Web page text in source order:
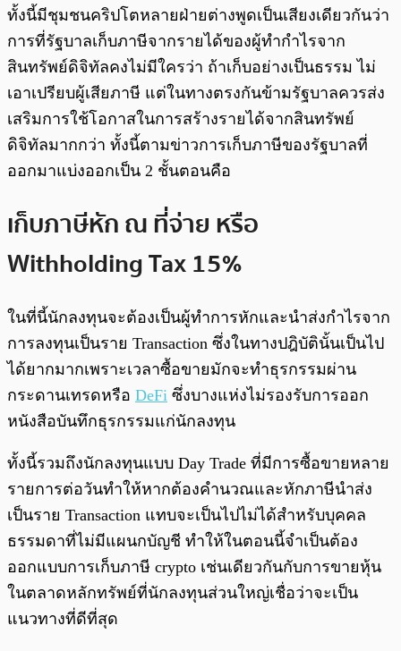
ทั้งนี้มีชุมชนคริปโตหลายฝ่ายต่างพูดเป็นเสียงเดียวกันว่า
การที่รัฐบาลเก็บภาษีจากรายได้ของผู้ทำกำไรจาก
สินทรัพย์ดิจิทัลคงไม่มีใครว่า ถ้าเก็บอย่างเป็นธรรม ไม่
เอาเปรียบผู้เสียภาษี แต่ในทางตรงกันข้ามรัฐบาลควรส่ง
เสริมการใช้โอกาสในการสร้างรายได้จากสินทรัพย์
ดิจิทัลมากกว่า ทั้งนี้ตามข่าวการเก็บภาษีของรัฐบาลที่
ออกมาแบ่งออกเป็น 2 ชั้นตอนคือ
เก็บภาษีหัก ณ ที่จ่าย หรือ
Withholding Tax 15%
ในที่นี้นักลงทุนจะต้องเป็นผู้ทำการหักและนำส่งกำไรจาก
การลงทุนเป็นราย Transaction ซึ่งในทางปฎิบัตินั้นเป็นไป
ได้ยากมากเพราะเวลาซื้อขายมักจะทำธุรกรรมผ่าน
กระดานเทรดหรือ DeFi ซึ่งบางแห่งไม่รองรับการออก
หนังสือบันทึกธุรกรรมแก่นักลงทุน
ทั้งนี้รวมถึงนักลงทุนแบบ Day Trade ที่มีการซื้อขายหลาย
รายการต่อวันทำให้หากต้องคำนวณและหักภาษีนำส่ง
เป็นราย Transaction แทบจะเป็นไปไม่ได้สำหรับบุคคล
ธรรมดาที่ไม่มีแผนกบัญชี ทำให้ในตอนนี้จำเป็นต้อง
ออกแบบการเก็บภาษี crypto เช่นเดียวกันกับการขายหุ้น
ในตลาดหลักทรัพย์ที่นักลงทุนส่วนใหญ่เชื่อว่าจะเป็น
แนวทางที่ดีที่สุด